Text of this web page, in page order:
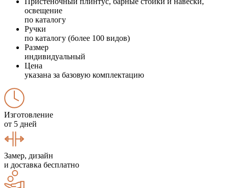
освещение
по каталогу
Ручки
по каталогу (более 100 видов)
Размер
индивидуальный
Цена
указана за базовую комплектацию
Изготовление
от 5 дней
Замер, дизайн
и доставка бесплатно